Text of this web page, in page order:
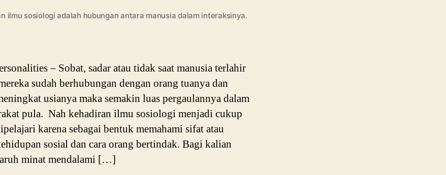
Ilmu
Kerja
Lulusannya
ilmu sosiologi adalah hubungan antara manusia dalam interaksinya.
– Sobat, sadar atau tidak saat manusia terlahir
sudah berhubungan dengan orang tuanya dan
usianya maka semakin luas pergaulannya dalam
pula. Nah kehadiran ilmu sosiologi menjadi cukup
karena sebagai bentuk memahami sifat atau
sosial dan cara orang bertindak. Bagi kalian
minat mendalami […]